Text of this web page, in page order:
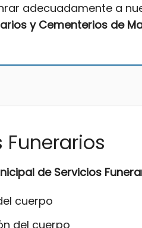
adecuadamente a
y Cementerios de
Funerarios
de Servicios
cuerpo
del cuerpo